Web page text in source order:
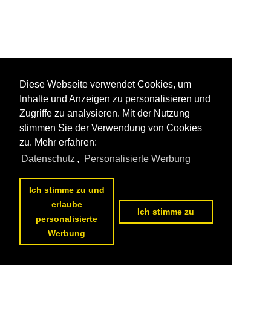
Diese Webseite verwendet Cookies, um
Inhalte und Anzeigen zu personalisieren und
Zugriffe zu analysieren. Mit der Nutzung
stimmen Sie der Verwendung von Cookies
zu. Mehr erfahren:
Datenschutz , Personalisierte Werbung
Ich stimme zu und
erlaube
personalisierte
Werbung
Ich stimme zu